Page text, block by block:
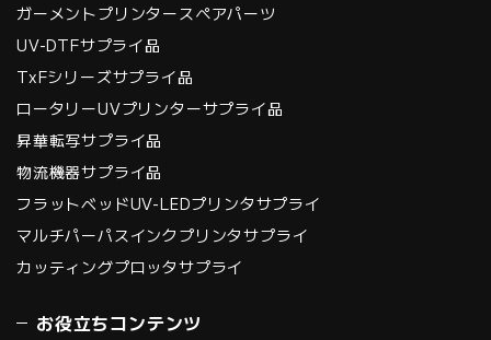
ガーメントプリンタースペアパーツ
UV-DTFサプライ品
TxFシリーズサプライ品
ロータリーUVプリンターサプライ品
昇華転写サプライ品
物流機器サプライ品
フラットベッドUV-LEDプリンタサプライ
マルチパーパスインクプリンタサプライ
カッティングプロッタサプライ
お役立ちコンテンツ